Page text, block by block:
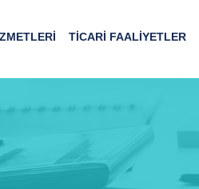
TİCARİ FAALİYETLER